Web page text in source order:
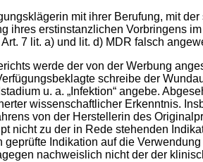
mit ihrer Berufung, mit
ihres erstinstanzlichen Vorbringens
7 lit. a) und lit. d) MDR falsch
werde der von der Werbung
schreibe der
u. a. „Infektion“ angebe.
wissenschaftlicher Erkenntnis.
von der Herstellerin des
nicht zu der in Rede stehenden
geprüfte Indikation auf die
nachweislich nicht der der